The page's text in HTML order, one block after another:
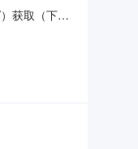
获取（下